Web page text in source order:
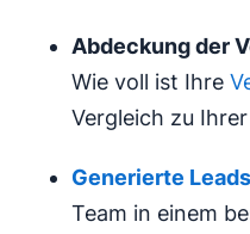
Abdeckung der
Wie voll ist Ihre
Vergleich zu
Generierte Leads
Team in einem